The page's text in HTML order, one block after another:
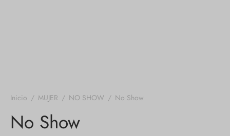
Inicio / MUJER / NO SHOW / No Show
No Show